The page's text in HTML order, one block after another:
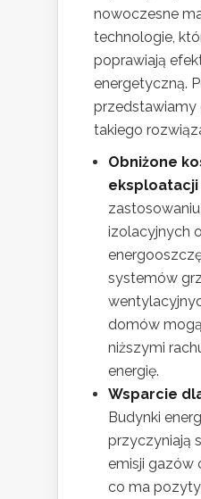
nowoczesne
technologie,
poprawiają
energetyczną.
przedstawiamy
takiego
Obniżone
eksploatacji
izolacyjnych
systemów
domów
niższymi
energię.
Wsparcie
Budynki
przyczyniają
emisji gazów
co ma